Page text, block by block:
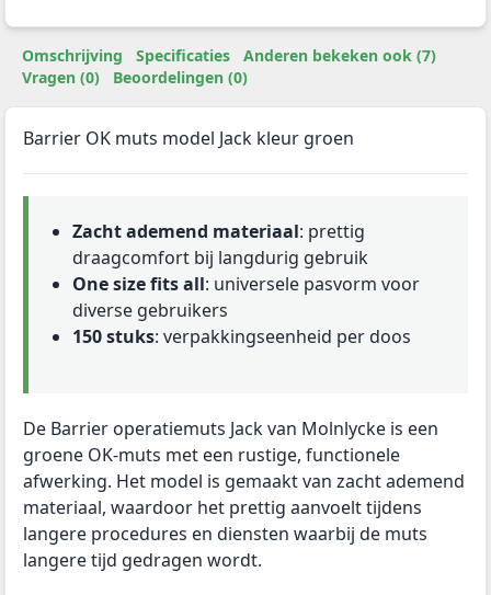
Omschrijving Specificaties
Anderen bekeken ook (7)
Vragen (0)
Beoordelingen (0)
Barrier OK muts model Jack kleur groen
Zacht ademend materiaal: prettig
draagcomfort bij langdurig gebruik
One size fits all: universele pasvorm voor
diverse gebruikers
150 stuks: verpakkingseenheid per doos
De Barrier operatiemuts Jack van Molnlycke is een
groene OK-muts met een rustige, functionele
afwerking. Het model is gemaakt van zacht ademend
materiaal, waardoor het prettig aanvoelt tijdens
langere procedures en diensten waarbij de muts
langere tijd gedragen wordt.